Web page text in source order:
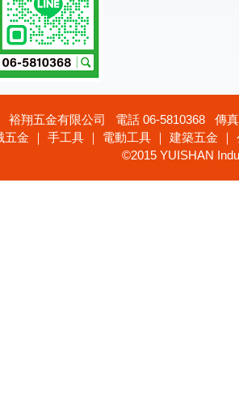
裕翔五金有限公司 電話 06-5810368 傳
五金 ｜ 手工具 ｜ 電動工具 ｜ 建築五金
©2015 YUISHAN